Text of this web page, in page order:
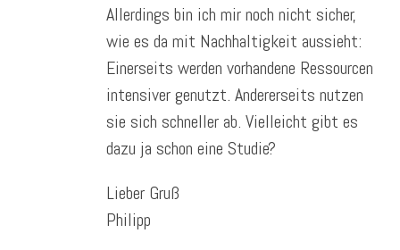
Allerdings bin ich mir noch nicht sicher,
wie es da mit Nachhaltigkeit aussieht:
Einerseits werden vorhandene Ressourcen
intensiver genutzt. Andererseits nutzen
sie sich schneller ab. Vielleicht gibt es
dazu ja schon eine Studie?
Lieber Gruß
Philipp